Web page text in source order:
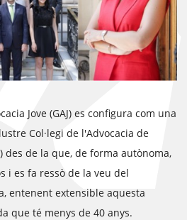
Jove (GAJ) es configura com una
Col·legi de l'Advocacia de
des de la que, de forma autònoma,
i es fa ressò de la veu del
entenent extensible aquesta
que té menys de 40 anys.